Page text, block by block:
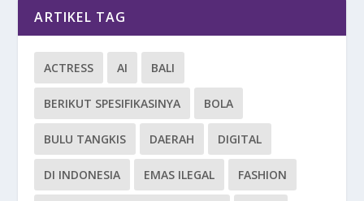
ARTIKEL TAG
ACTRESS AI BALI
BERIKUT SPESIFIKASINYA BOLA
BULU TANGKIS DAERAH DIGITAL
DI INDONESIA EMAS ILEGAL FASHION